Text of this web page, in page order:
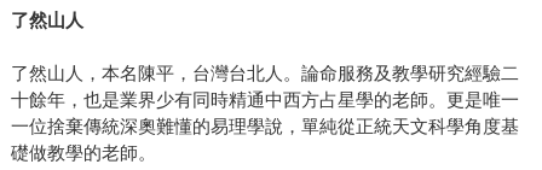
了然山人
了然山人，本名陳平，台灣台北人。論命服務及教學研究經驗二
十餘年，也是業界少有同時精通中西方占星學的老師。更是唯一
一位捨棄傳統深奧難懂的易理學說，單純從正統天文科學角度基
礎做教學的老師。